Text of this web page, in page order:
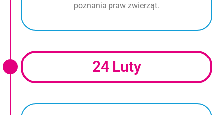
poznania praw zwierząt.
24 Luty